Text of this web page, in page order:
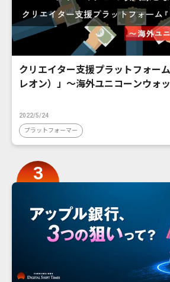
クリエイター支援プラットフォー
レオン）」〜海外ユニコーンウォ
2022/5/24
プラットフォーマー